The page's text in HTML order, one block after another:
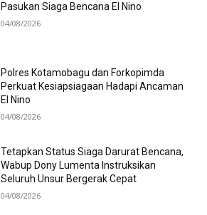
Pasukan Siaga Bencana El Nino
04/08/2026
Polres Kotamobagu dan Forkopimda
Perkuat Kesiapsiagaan Hadapi Ancaman
El Nino
04/08/2026
Tetapkan Status Siaga Darurat Bencana,
Wabup Dony Lumenta Instruksikan
Seluruh Unsur Bergerak Cepat
04/08/2026